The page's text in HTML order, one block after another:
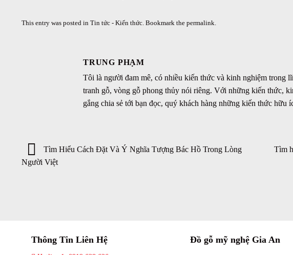
This entry was posted in Tin tức - Kiến thức. Bookmark the permalink.
TRUNG PHẠM
Tôi là người đam mê, có nhiều kiến thức và kinh nghiệm trong
tranh gỗ, vòng gỗ phong thủy nói riêng. Với những kiến thức,
gắng chia sẻ tới bạn đọc, quý khách hàng những kiến thức hữu
Tìm Hiểu Cách Đặt Và Ý Nghĩa Tượng Bác Hồ Trong Lòng
Người Việt
Tìm
Thông Tin Liên Hệ Đồ gỗ mỹ nghệ Gia An